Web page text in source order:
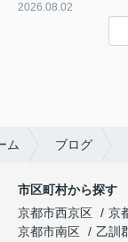
2026.08.02
ム ブログ
市区町村から探す
京都市西京区
京
京都市南区
乙訓